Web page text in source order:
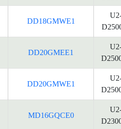
DD18GMWE1
DD20GMEE1
DD20GMWE1
MD16GQCE0